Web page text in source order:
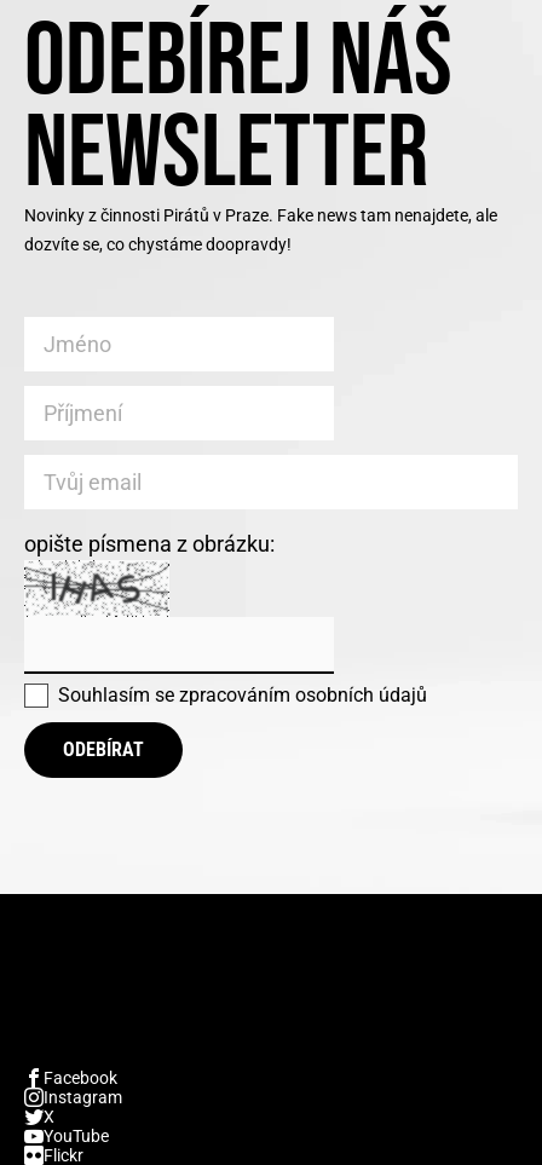
ODEBÍREJ NÁŠ
NEWSLETTER
Novinky z činnosti Pirátů v Praze. Fake news tam nenajdete, ale
dozvíte se, co chystáme doopravdy!
opište písmena z obrázku:
Souhlasím se zpracováním osobních údajů
ODEBÍRAT
Facebook
Instagram
X
YouTube
Flickr